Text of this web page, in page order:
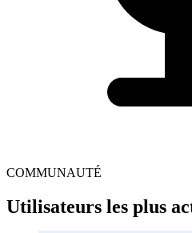
COMMUNAUTÉ
Utilisateurs les plus